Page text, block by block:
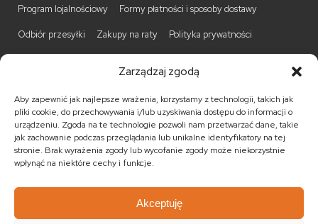
Zarządzaj zgodą
Aby zapewnić jak najlepsze wrażenia, korzystamy z technologii, takich jak
pliki cookie, do przechowywania i/lub uzyskiwania dostępu do informacji o
urządzeniu. Zgoda na te technologie pozwoli nam przetwarzać dane, takie
jak zachowanie podczas przeglądania lub unikalne identyfikatory na tej
stronie. Brak wyrażenia zgody lub wycofanie zgody może niekorzystnie
wpłynąć na niektóre cechy i funkcje.
Akceptuję
Program lojalnościowy Formy płatności i sposoby dostawy
Odbiór przesyłki Zakupy na raty Polityka prywatności
Meble z rattanu Dekoracje indyjskie Materace i stelaże
Oświetlenie Promocje Nowości Barki kolonialne
Biurka kolonialne Komody kolonialne
Kufry indyjskie Ławki kolonialne Łóżka kolonialne
Półki kolonialne